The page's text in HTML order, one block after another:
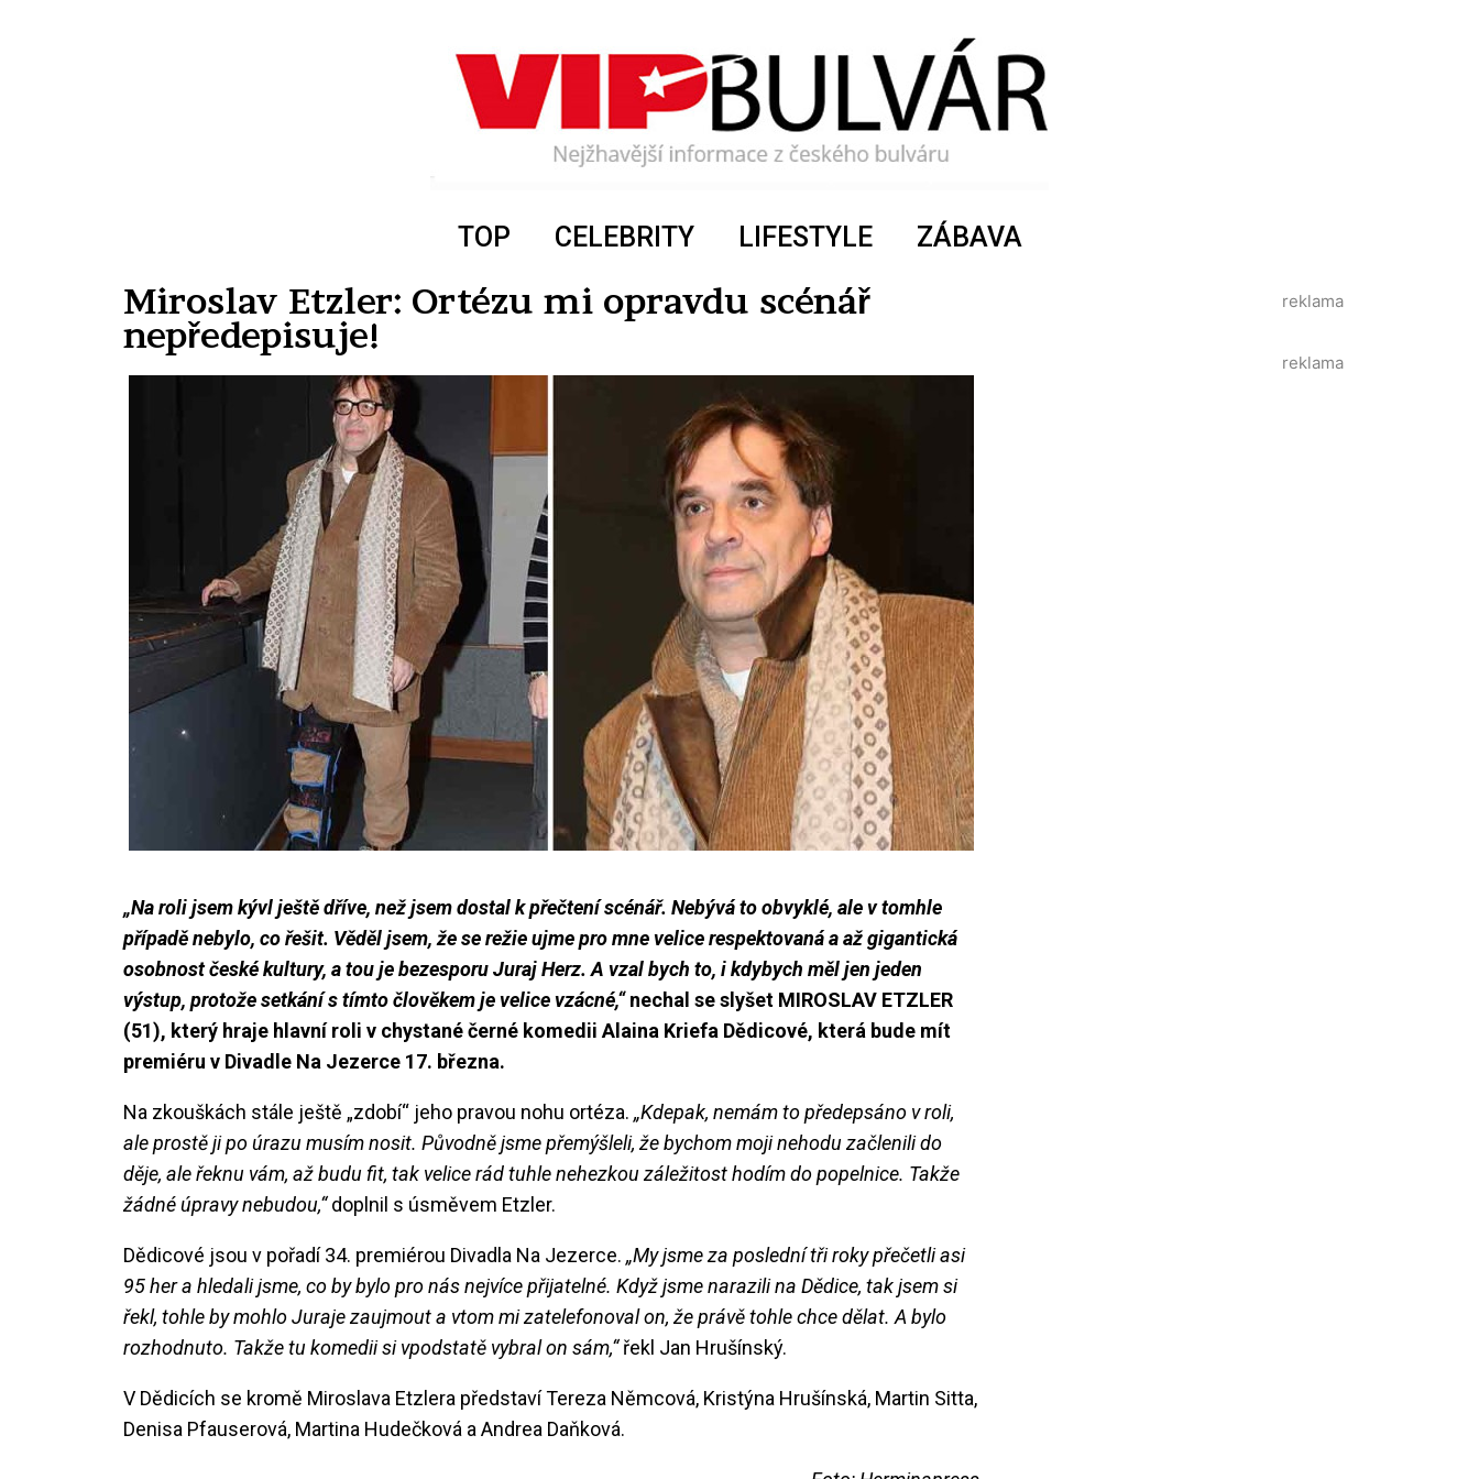
TOP CELEBRITY LIFESTYLE ZÁBAVA
Miroslav Etzler: Ortézu mi opravdu scénář
nepředepisuje!
„Na roli jsem kývl ještě dříve, než jsem dostal k přečtení scénář. Nebývá to obvyklé, ale v tomhle
případě nebylo, co řešit. Věděl jsem, že se režie ujme pro mne velice respektovaná a až gigantická
osobnost české kultury, a tou je bezesporu Juraj Herz. A vzal bych to, i kdybych měl jen jeden
výstup, protože setkání s tímto člověkem je velice vzácné,“nechal se slyšet MIROSLAV ETZLER
(51), který hraje hlavní roli v chystané černé komedii Alaina Kriefa Dědicové, která bude mít
premiéru v Divadle Na Jezerce 17. března.
Na zkouškách stále ještě „zdobí“ jeho pravou nohu ortéza. „Kdepak, nemám to předepsáno v roli,
ale prostě ji po úrazu musím nosit. Původně jsme přemýšleli, že bychom moji nehodu začlenili do
děje, ale řeknu vám, až budu fit, tak velice rád tuhle nehezkou záležitost hodím do popelnice. Takže
žádné úpravy nebudou,“doplnil s úsměvem Etzler.
Dědicové jsou v pořadí 34. premiérou Divadla Na Jezerce. „My jsme za poslední tři roky přečetli asi
95 her a hledali jsme, co by bylo pro nás nejvíce přijatelné. Když jsme narazili na Dědice, tak jsem si
řekl, tohle by mohlo Juraje zaujmout a vtom mi zatelefonoval on, že právě tohle chce dělat. A bylo
rozhodnuto. Takže tu komedii si vpodstatě vybral on sám,“řekl Jan Hrušínský.
V Dědicích se kromě Miroslava Etzlera představí Tereza Němcová, Kristýna Hrušínská, Martin Sitta,
Denisa Pfauserová, Martina Hudečková a Andrea Daňková.
reklama
reklama